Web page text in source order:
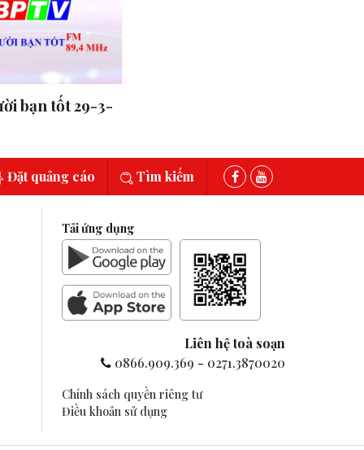
bạn tốt 29-3-
Đặt quảng cáo Tìm kiếm
Tải ứng dụng
Liên hệ toà soạn
0866.909.369 - 0271.3870020
Chính sách quyền riêng tư
Điều khoản sử dụng